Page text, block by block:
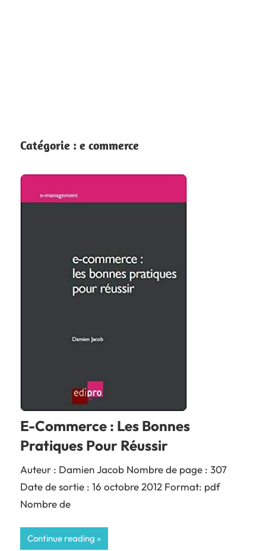
Catégorie : e commerce
E-Commerce : Les Bonnes
Pratiques Pour Réussir
Auteur : Damien Jacob Nombre de page : 307
Date de sortie : 16 octobre 2012 Format: pdf
Nombre de
Continue reading